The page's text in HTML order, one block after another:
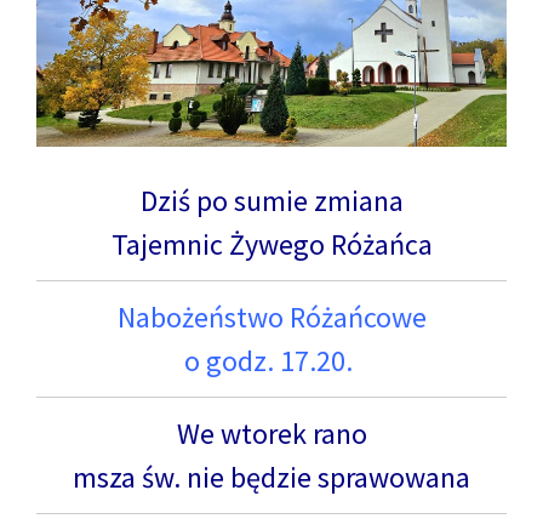
Dziś po sumie zmiana
Tajemnic Żywego Różańca
Nabożeństwo Różańcowe
o godz. 17.20.
We wtorek rano
msza św. nie będzie sprawowana